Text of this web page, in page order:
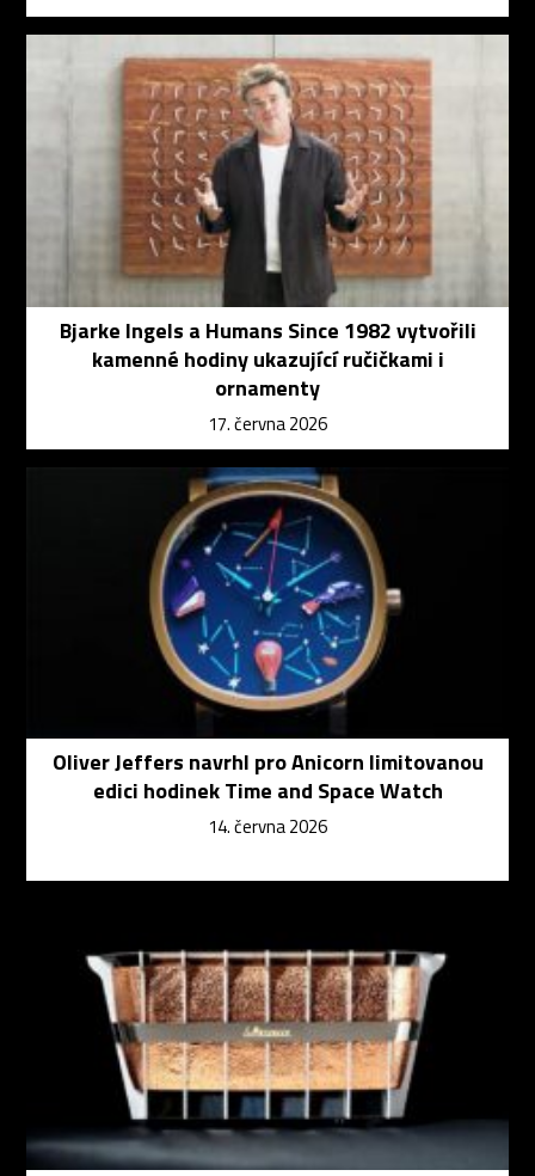
Bjarke Ingels a Humans Since 1982 vytvořili
kamenné hodiny ukazující ručičkami i
ornamenty
17. června 2026
Oliver Jeffers navrhl pro Anicorn limitovanou
edici hodinek Time and Space Watch
14. června 2026